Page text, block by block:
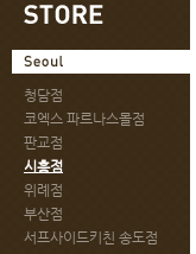
청담점
코엑스 파르나스몰점
판교점
시흥점
위례점
부산점
서프사이드키친 송도점